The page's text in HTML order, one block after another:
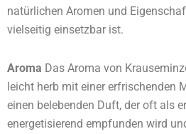
natürlichen Aromen und
vielseitig einsetzbar ist.
Aroma Das Aroma von
leicht herb mit einer erfrischenden
einen belebenden Duft, der oft als
energetisierend empfunden wird